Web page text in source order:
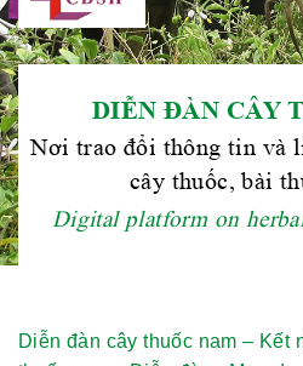
DIỄN ĐÀN CÂY
Nơi trao đổi thông tin và
cây thuốc, bài
Digital platform on
Diễn đàn cây thuốc nam – Kết